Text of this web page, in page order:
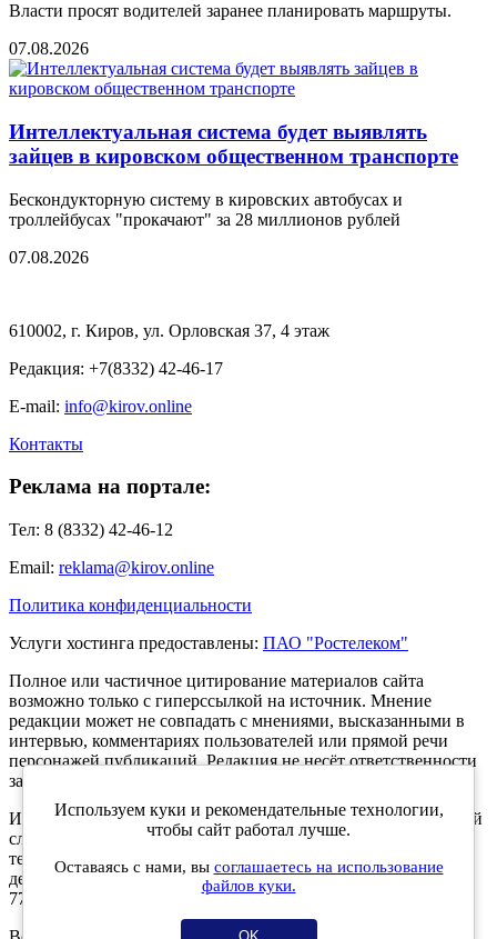
Власти просят водителей заранее планировать маршруты.
07.08.2026
Интеллектуальная система будет выявлять
зайцев в кировском общественном транспорте
Бескондукторную систему в кировских автобусах и
троллейбусах "прокачают" за 28 миллионов рублей
07.08.2026
610002, г. Киров, ул. Орловская 37, 4 этаж
Редакция: +7(8332) 42-46-17
E-mail: info@kirov.online
Контакты
Реклама на портале:
Тел: 8 (8332) 42-46-12
Email: reklama@kirov.online
Политика конфиденциальности
Услуги хостинга предоставлены: ПАО "Ростелеком"
Полное или частичное цитирование материалов сайта
возможно только с гиперссылкой на источник. Мнение
редакции может не совпадать с мнениями, высказанными в
интервью, комментариях пользователей или прямой речи
персонажей публикаций. Редакция не несёт ответственности
за текст комментариев читателей.
Интернет-портал Kirov.online зарегистрирован в Федеральной
службе по надзору в сфере связи, информационных
технологий и массовых коммуникаций (Роскомнадзор) 5
декабря 2019 года. Регистрационный номер ЭЛ № ФС 77 -
77189.
Используем куки и рекомендательные технологии,
чтобы сайт работал лучше.
Оставаясь с нами, вы соглашаетесь на использование
файлов куки.